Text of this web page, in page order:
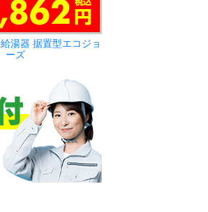
湯器 据置型エコジョ
ーズ